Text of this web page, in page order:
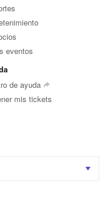
eventos
de ayuda
mis tickets